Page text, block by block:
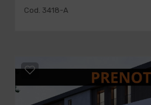
Cod. 3418-A